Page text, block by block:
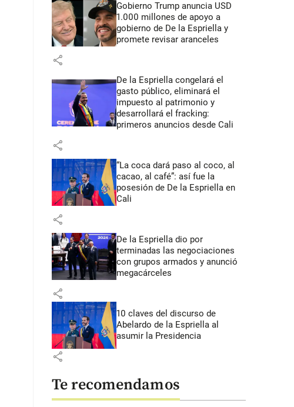
Gobierno Trump anuncia USD
1.000 millones de apoyo a
gobierno de De la Espriella y
promete revisar aranceles
share
De la Espriella congelará el
gasto público, eliminará el
impuesto al patrimonio y
desarrollará el fracking:
primeros anuncios desde Cali
share
“La coca dará paso al coco, al
cacao, al café”: así fue la
posesión de De la Espriella en
Cali
share
De la Espriella dio por
terminadas las negociaciones
con grupos armados y anunció
megacárceles
share
10 claves del discurso de
Abelardo de la Espriella al
asumir la Presidencia
share
Te recomendamos